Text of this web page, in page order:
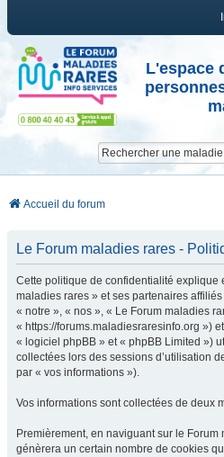
L'espace
Accueil du forum
Le Forum maladies rares -
Cette politique de confidentialité explique
maladies rares » et ses partenaires
« notre », « nos », « Le Forum maladies
« https://forums.maladiesraresinfo.org »)
« logiciel phpBB » et « phpBB Limited »)
collectées lors des sessions d’utilisation
par « vos informations »).
Vos informations sont collectées de deux
Premièrement, en naviguant sur le
génèrera un certain nombre de cookies